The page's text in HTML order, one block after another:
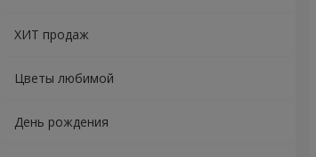
ХИТ продаж
Цветы любимой
День рождения